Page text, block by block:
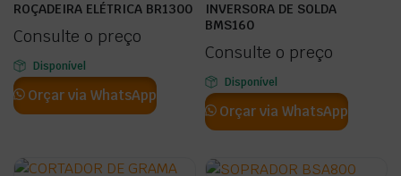
ROÇADEIRA ELÉTRICA BR1300
Consulte o preço
Disponível
Orçar via WhatsApp
INVERSORA DE SOLDA
BMS160
Consulte o preço
Disponível
Orçar via WhatsApp